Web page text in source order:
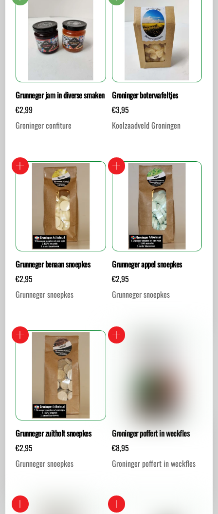
Grunneger jam in diverse smaken
€2,99
Groninger confiture
Groninger boterwafeltjes
€3,95
Koolzaadveld Groningen
Grunneger benaan snoepkes
€2,95
Grunneger snoepkes
Grunneger appel snoepkes
€2,95
Grunneger snoepkes
Grunneger zuitholt snoepkes
€2,95
Grunneger snoepkes
Groninger poffert in weckfles
€8,95
Groninger poffert in weckfles